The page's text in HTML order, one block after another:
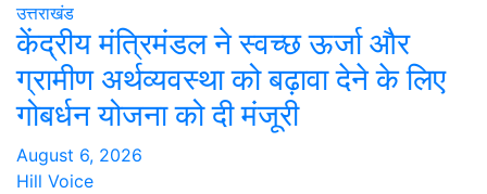
उत्तराखंड
केंद्रीय मंत्रिमंडल ने स्वच्छ ऊर्जा और
ग्रामीण अर्थव्यवस्था को बढ़ावा देने के लिए
गोबर्धन योजना को दी मंजूरी
August 6, 2026
Hill Voice